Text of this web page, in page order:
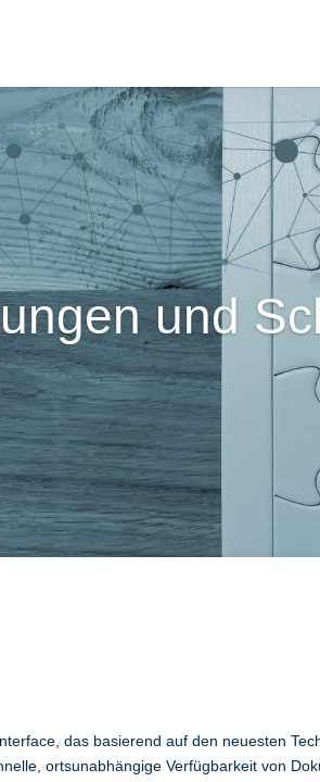
und
das basierend auf den neuesten
ortsunabhängige Verfügbarkeit von